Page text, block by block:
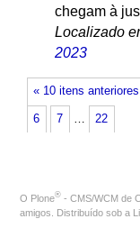
chegam à
Localizado
2023
« 10 itens anteriores
6 7 … 22
O Plone® - CMS/WCM de
amigos. Distribuído sob a